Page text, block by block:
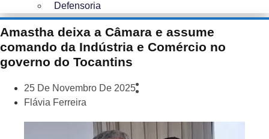
Defensoria
Amastha deixa a Câmara e assume
comando da Indústria e Comércio no
governo do Tocantins
25 De Novembro De 2025
Flávia Ferreira